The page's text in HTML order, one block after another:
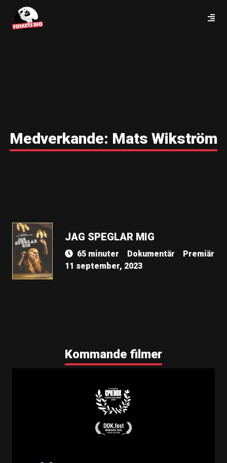
Medverkande: Mats Wikström
JAG SPEGLAR MIG
65 minuter Dokumentär
Premiär
11 september, 2023
Kommande filmer